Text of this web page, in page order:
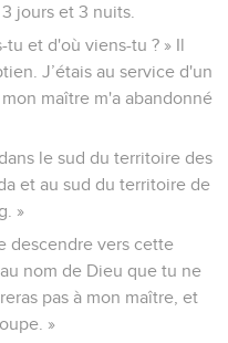
jours et 3 nuits.
et d'où viens-tu ? » Il
J’étais au service d'un
maître m'a abandonné
le sud du territoire des
et au sud du territoire de
»
descendre vers cette
nom de Dieu que tu ne
pas à mon maître, et
»